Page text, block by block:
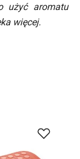
użyć aromatu
więcej.